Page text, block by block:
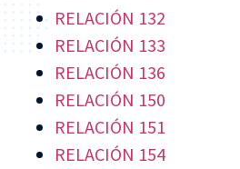
RELACIÓN 132
RELACIÓN 133
RELACIÓN 136
RELACIÓN 150
RELACIÓN 151
RELACIÓN 154